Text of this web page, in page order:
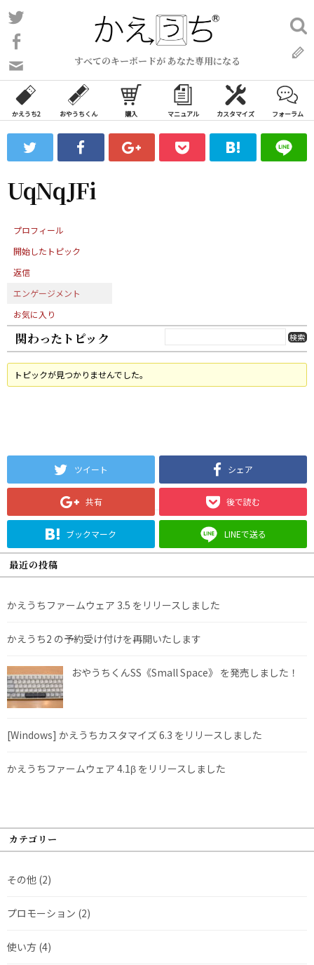
コ
ン
ン
ツ
ス
ッ
プ
すべてのキーボードが あなた専用になる
い
合
わ
フ
ォ
ム
検
索:
かえうち2 おやうちくん 購入 マニュアル カスタマイズ フォーラム
UqNqJFi
プロフィール
開始したトピック
返信
エンゲージメント
お気に入り
関わったトピック
トピックが見つかりませんでした。
ツイート シェア
共有 後で読む
ブックマーク LINEで送る
最近の投稿
かえうちファームウェア 3.5 をリリースしました
かえうち2 の予約受け付けを再開いたします
おやうちくんSS《Small Space》 を発売しました！
[Windows] かえうちカスタマイズ 6.3 をリリースしました
かえうちファームウェア 4.1β をリリースしました
カテゴリー
その他 (2)
プロモーション (2)
使い方 (4)